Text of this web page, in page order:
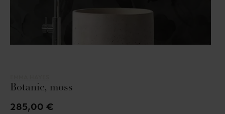
Botanic, moss
285,00 €